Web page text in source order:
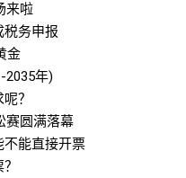
来啦
税务申报
金
2035年)
？
赛圆满落幕
不能直接开票